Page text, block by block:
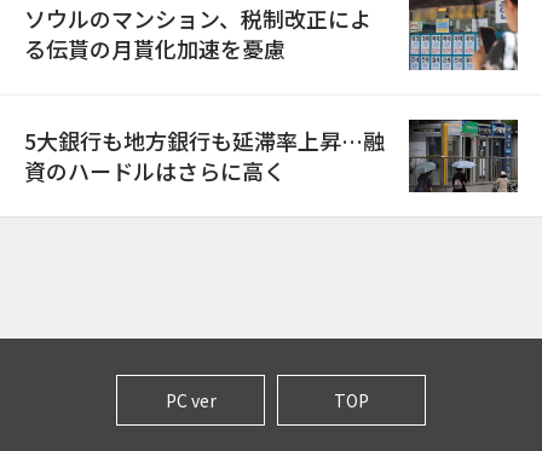
ソウルのマンション、税制改正によ
る伝貰の月貰化加速を憂慮
5大銀行も地方銀行も延滞率上昇…融
資のハードルはさらに高く
PC ver TOP